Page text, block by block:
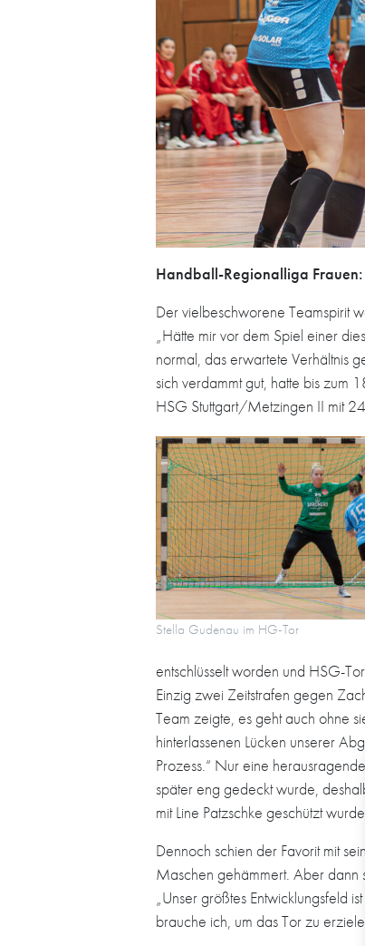
Handball-Regionalliga
Der vielbeschworene Teamspirit
„Hätte mir vor dem Spiel einer
normal, das erwartete Verhältnis
sich verdammt gut, hatte bis zum
HSG Stuttgart/Metzingen II mit
Stella Gudenau im HG-Tor
entschlüsselt worden und HSG-
Einzig zwei Zeitstrafen gegen
Team zeigte, es geht auch ohne
hinterlassenen Lücken unserer
Prozess.“ Nur eine
später eng gedeckt wurde,
mit Line Patzschke geschützt
Dennoch schien der Favorit mit
Maschen gehämmert. Aber
„Unser größtes Entwicklungsfeld
brauche ich, um das Tor zu